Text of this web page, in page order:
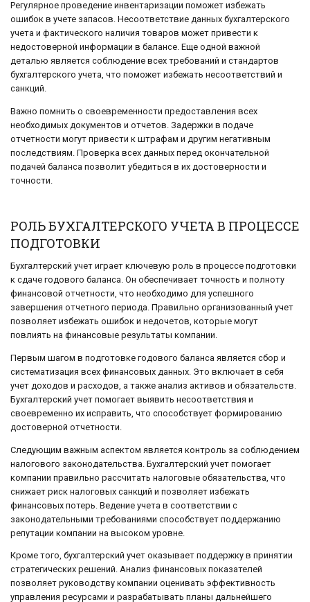
Регулярное проведение инвентаризации поможет избежать
ошибок в учете запасов. Несоответствие данных бухгалтерского
учета и фактического наличия товаров может привести к
недостоверной информации в балансе. Еще одной важной
деталью является соблюдение всех требований и стандартов
бухгалтерского учета, что поможет избежать несоответствий и
санкций.
Важно помнить о своевременности предоставления всех
необходимых документов и отчетов. Задержки в подаче
отчетности могут привести к штрафам и другим негативным
последствиям. Проверка всех данных перед окончательной
подачей баланса позволит убедиться в их достоверности и
точности.
РОЛЬ БУХГАЛТЕРСКОГО УЧЕТА В ПРОЦЕССЕ
ПОДГОТОВКИ
Бухгалтерский учет играет ключевую роль в процессе подготовки
к сдаче годового баланса. Он обеспечивает точность и полноту
финансовой отчетности, что необходимо для успешного
завершения отчетного периода. Правильно организованный учет
позволяет избежать ошибок и недочетов, которые могут
повлиять на финансовые результаты компании.
Первым шагом в подготовке годового баланса является сбор и
систематизация всех финансовых данных. Это включает в себя
учет доходов и расходов, а также анализ активов и обязательств.
Бухгалтерский учет помогает выявить несоответствия и
своевременно их исправить, что способствует формированию
достоверной отчетности.
Следующим важным аспектом является контроль за соблюдением
налогового законодательства. Бухгалтерский учет помогает
компании правильно рассчитать налоговые обязательства, что
снижает риск налоговых санкций и позволяет избежать
финансовых потерь. Ведение учета в соответствии с
законодательными требованиями способствует поддержанию
репутации компании на высоком уровне.
Кроме того, бухгалтерский учет оказывает поддержку в принятии
стратегических решений. Анализ финансовых показателей
позволяет руководству компании оценивать эффективность
управления ресурсами и разрабатывать планы дальнейшего